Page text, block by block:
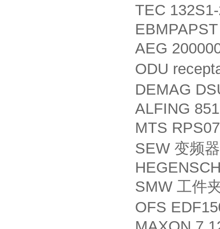
TEC
AEG
ODU
DEMAG
ALFING
MTS
SEW 变频器
SMW 工件
OFS